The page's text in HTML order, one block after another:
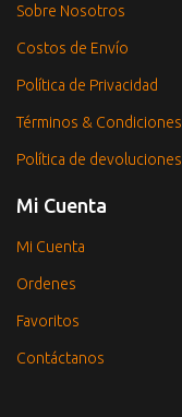
Sobre Nosotros
Costos de Envío
Política de Privacidad
Términos & Condiciones
Política de devoluciones
Mi Cuenta
Mi Cuenta
Ordenes
Favoritos
Contáctanos